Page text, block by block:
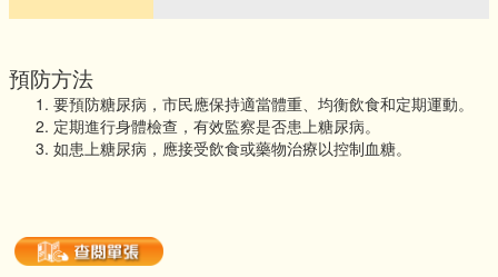
預防方法
要預防糖尿病，市民應保持適當體重、均衡飲食和定期運動。
定期進行身體檢查，有效監察是否患上糖尿病。
如患上糖尿病，應接受飲食或藥物治療以控制血糖。